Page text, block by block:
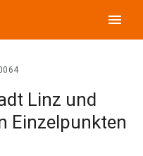
menu
Linz und
Einzelpunkten